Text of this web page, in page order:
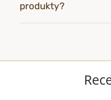
produkty?